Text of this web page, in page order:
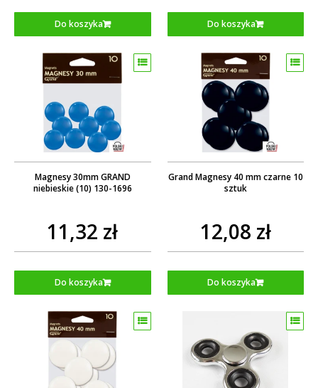
Do koszyka Do koszyka
Magnesy 30mm GRAND
niebieskie (10) 130-1696
11,32 zł
Do koszyka
Grand Magnesy 40 mm czarne 10
sztuk
12,08 zł
Do koszyka